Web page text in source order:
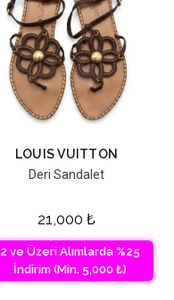
LOUIS VUITTON
Deri Sandalet
21,000 ₺
2 ve Üzeri Alımlarda %25
İndirim (Min. 5,000 ₺)